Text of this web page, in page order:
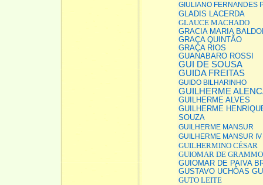
GIULIANO FERNANDES
GLADIS LACERDA
GLAUCE MACHADO
GRACIA MARIA
GRAÇA QUINTÃO
GRAÇA RIOS
GUANABARO ROSSI
GUI DE SOUSA
GUIDA FREITAS
GUIDO BILHARINHO
GUILHERME
GUILHERME ALVES
GUILHERME
SOUZA
GUILHERME MANSUR
GUILHERME MANSUR IV
GUILHERMINO CÉSAR
GUIOMAR DE
GUIOMAR DE PAIVA
GUSTAVO UCHÔAS
GUTO LEITE